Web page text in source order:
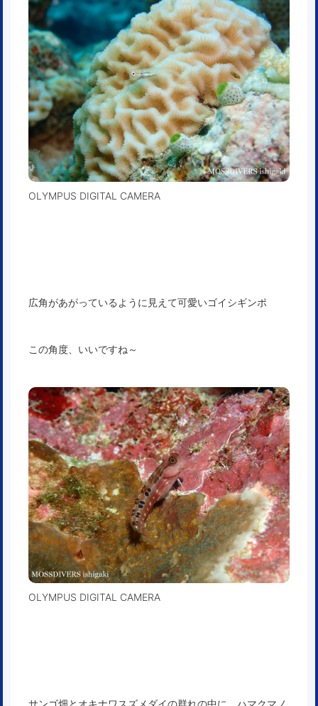
OLYMPUS DIGITAL CAMERA
広角があがっているように見えて可愛いゴイシギンポ
この角度、いいですね～
OLYMPUS DIGITAL CAMERA
サンゴ畑とオキナワスズメダイの群れの中に、ハマクマノ